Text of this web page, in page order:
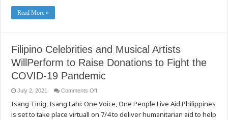
Read More »
Filipino Celebrities and Musical Artists
WillPerform to Raise Donations to Fight the
COVID-19 Pandemic
July 2, 2021 Comments Offon
Celebrities
and
Musical
Isang Tinig, Isang Lahi: One Voice, One People Live Aid Philippines
is set to take place virtuall on 7/4 to deliver humanitarian aid to help